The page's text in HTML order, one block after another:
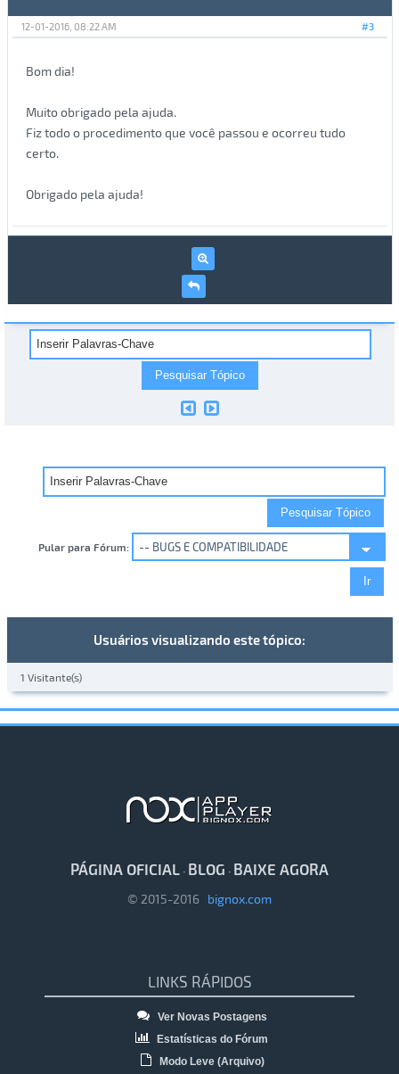
#3
12-01-2016, 08:22 AM
Bom dia!
Muito obrigado pela ajuda.
Fiz todo o procedimento que você passou e ocorreu tudo
certo.
Obrigado pela ajuda!
Pular para Fórum:
Usuários visualizando este tópico:
1 Visitante(s)
PÁGINA OFICIAL · BLOG · BAIXE AGORA
© 2015-2016 bignox.com
LINKS RÁPIDOS
Ver Novas Postagens
Estatísticas do Fórum
Modo Leve (Arquivo)